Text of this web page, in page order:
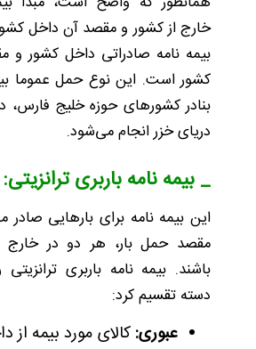
خارج از کشور و مقصد آن داخل
بیمه نامه صادراتی داخل کشور و
کشور است. این نوع حمل عموما
بنادر کشورهای حوزه خلیج فارس،
دریای خزر انجام می‌شود.
_ بیمه نامه باربری ترانزیتی:
این بیمه نامه برای بارهایی
مقصد حمل بار، هر دو در خارج
دسته تقسیم کرد:
عبوری: کالای مورد بیمه از